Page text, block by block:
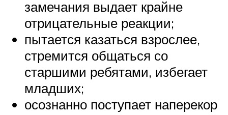
замечания выдает крайне
отрицательные реакции;
пытается казаться взрослее,
стремится общаться со
старшими ребятами, избегает
младших;
осознанно поступает наперекор